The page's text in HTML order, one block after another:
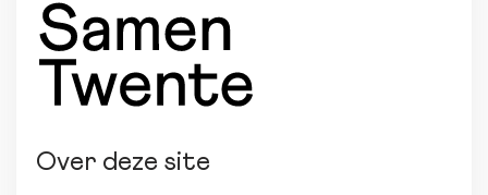
Over deze site